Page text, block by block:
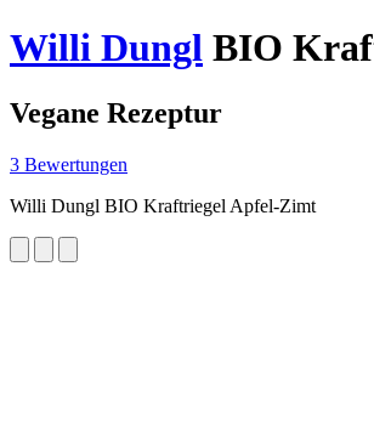
Willi Dungl BIO
Vegane Rezeptur
3 Bewertungen
Willi Dungl BIO Kraftriegel Apfel-Zimt